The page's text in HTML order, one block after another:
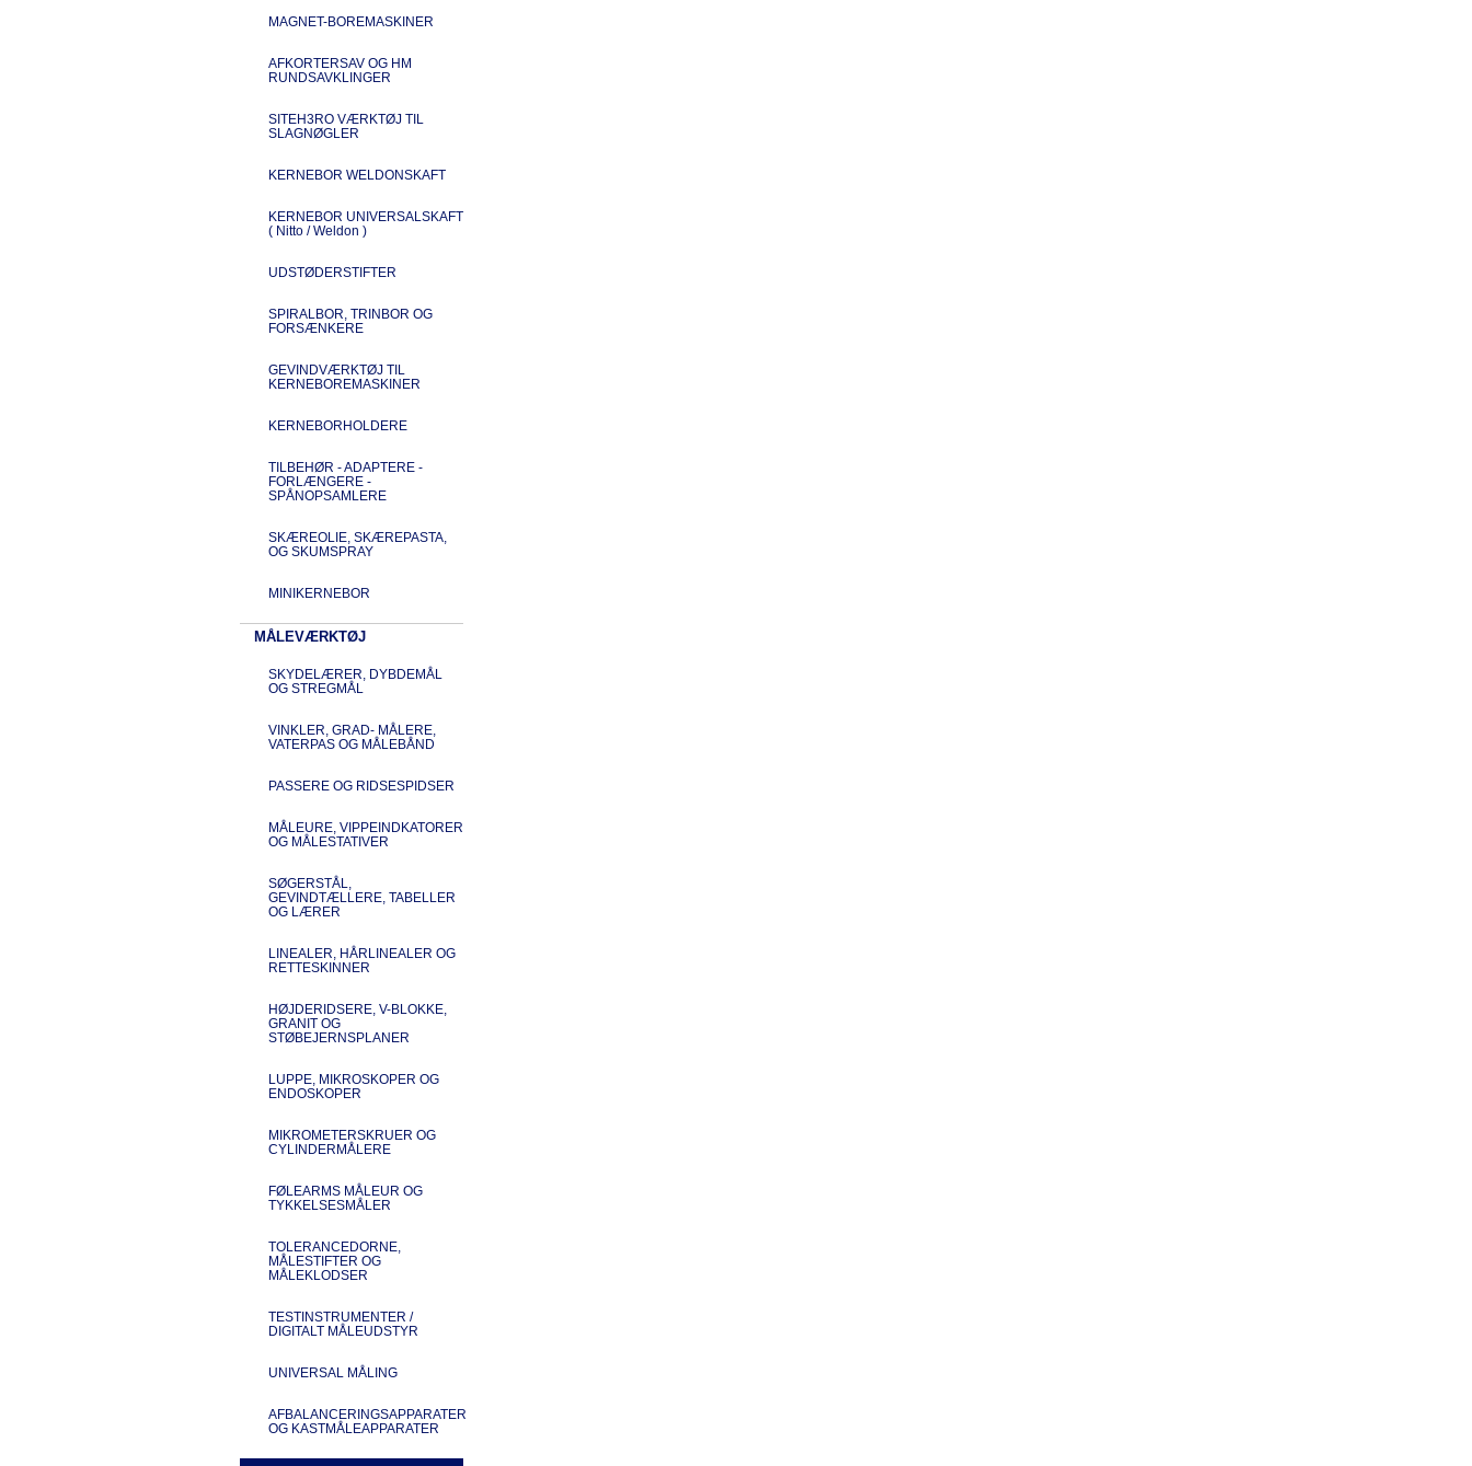
MAGNET-BOREMASKINER
AFKORTERSAV OG HM
RUNDSAVKLINGER
SITEH3RO VÆRKTØJ TIL
SLAGNØGLER
KERNEBOR WELDONSKAFT
KERNEBOR UNIVERSALSKAFT
( Nitto / Weldon )
UDSTØDERSTIFTER
SPIRALBOR, TRINBOR OG
FORSÆNKERE
GEVINDVÆRKTØJ TIL
KERNEBOREMASKINER
KERNEBORHOLDERE
TILBEHØR - ADAPTERE -
FORLÆNGERE -
SPÅNOPSAMLERE
SKÆREOLIE, SKÆREPASTA,
OG SKUMSPRAY
MINIKERNEBOR
MÅLEVÆRKTØJ
SKYDELÆRER, DYBDEMÅL
OG STREGMÅL
VINKLER, GRAD- MÅLERE,
VATERPAS OG MÅLEBÅND
PASSERE OG RIDSESPIDSER
MÅLEURE, VIPPEINDKATORER
OG MÅLESTATIVER
SØGERSTÅL,
GEVINDTÆLLERE, TABELLER
OG LÆRER
LINEALER, HÅRLINEALER OG
RETTESKINNER
HØJDERIDSERE, V-BLOKKE,
GRANIT OG
STØBEJERNSPLANER
LUPPE, MIKROSKOPER OG
ENDOSKOPER
MIKROMETERSKRUER OG
CYLINDERMÅLERE
FØLEARMS MÅLEUR OG
TYKKELSESMÅLER
TOLERANCEDORNE,
MÅLESTIFTER OG
MÅLEKLODSER
TESTINSTRUMENTER /
DIGITALT MÅLEUDSTYR
UNIVERSAL MÅLING
AFBALANCERINGSAPPARATER
OG KASTMÅLEAPPARATER